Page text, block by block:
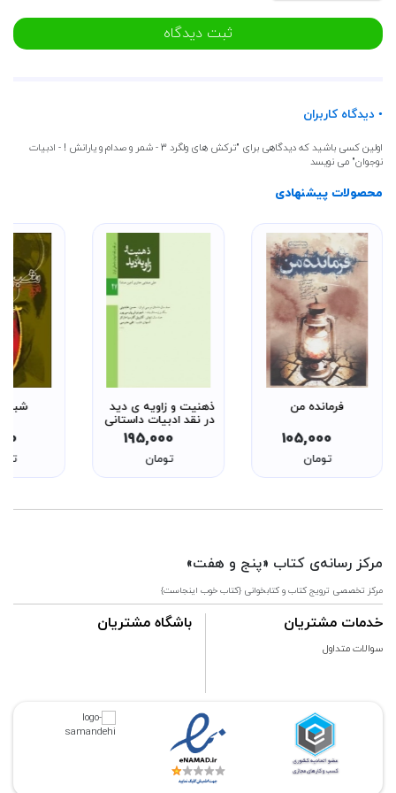
ثبت دیدگاه
• دیدگاه کاربران
اولین کسی باشید که دیدگاهی برای "ترکش های ولگرد 3 - شمر و صدام و یارانش ! - ادبیات
نوجوان" می نویسد
محصولات پیشنهادی
فرمانده من
105,000
تومان
ذهنیت و زاویه ی دید
در نقد ادبیات داستانی
- هنر ادبیات 1195,000
تومان
مرکز رسانه‌ی کتاب «پنج و هفت»
مرکز تخصصی ترویج کتاب و کتابخوانی {کتاب خوب اینجاست}
خدمات مشتریان
سوالات متداول
باشگاه مشتریان